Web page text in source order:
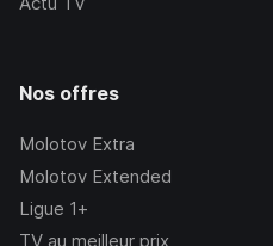
Nos offres
Molotov Extra
Molotov Extended
Ligue 1+
TV au meilleur prix